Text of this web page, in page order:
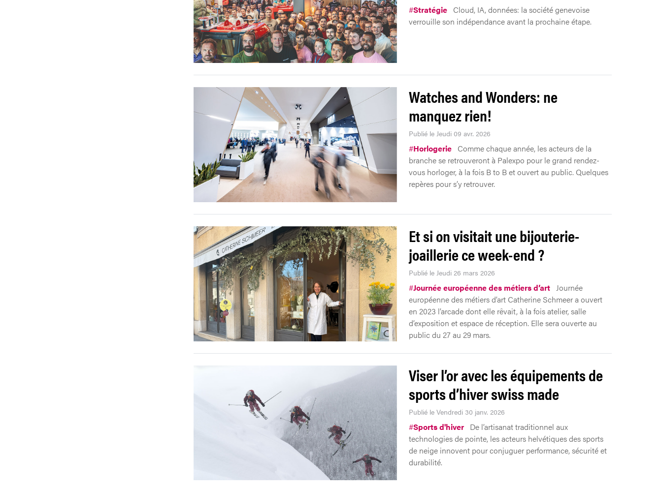
#Stratégie Cloud, IA, données: la société genevoise
verrouille son indépendance avant la prochaine étape.
Watches and Wonders: ne
manquez rien!
Publié le Jeudi 09 avr. 2026
#Horlogerie Comme chaque année, les acteurs de la
branche se retrouveront à Palexpo pour le grand rendez-
vous horloger, à la fois B to B et ouvert au public. Quelques
repères pour s’y retrouver.
Et si on visitait une bijouterie-
joaillerie ce week-end ?
Publié le Jeudi 26 mars 2026
#Journée européenne des métiers d’art Journée
européenne des métiers d’art Catherine Schmeer a ouvert
en 2023 l’arcade dont elle rêvait, à la fois atelier, salle
d’exposition et espace de réception. Elle sera ouverte au
public du 27 au 29 mars.
Viser l’or avec les équipements de
sports d’hiver swiss made
Publié le Vendredi 30 janv. 2026
#Sports d'hiver De l’artisanat traditionnel aux
technologies de pointe, les acteurs helvétiques des sports
de neige innovent pour conjuguer performance, sécurité et
durabilité.